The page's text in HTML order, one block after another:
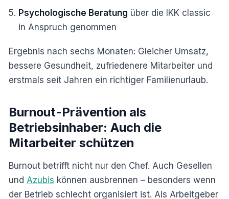
Psychologische Beratung über die IKK classic
in Anspruch genommen
Ergebnis nach sechs Monaten: Gleicher Umsatz,
bessere Gesundheit, zufriedenere Mitarbeiter und
erstmals seit Jahren ein richtiger Familienurlaub.
Burnout-Prävention als
Betriebsinhaber: Auch die
Mitarbeiter schützen
Burnout betrifft nicht nur den Chef. Auch Gesellen
und Azubis können ausbrennen – besonders wenn
der Betrieb schlecht organisiert ist. Als Arbeitgeber